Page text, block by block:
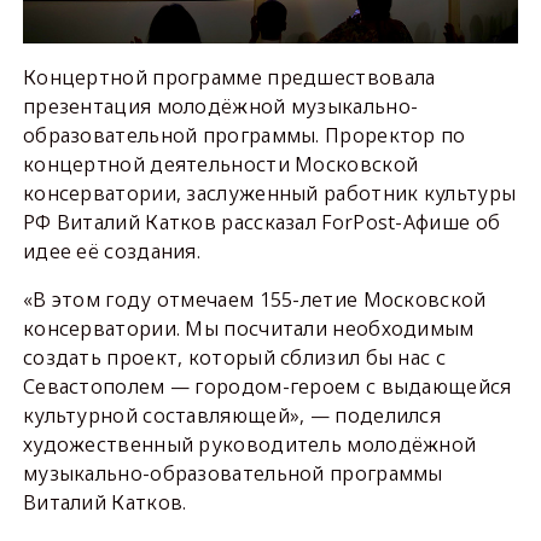
Концертной программе предшествовала
презентация молодёжной музыкально-
образовательной программы. Проректор по
концертной деятельности Московской
консерватории, заслуженный работник культуры
РФ Виталий Катков рассказал ForPost-Афише об
идее её создания.
«В этом году отмечаем 155-летие Московской
консерватории. Мы посчитали необходимым
создать проект, который сблизил бы нас с
Севастополем — городом-героем с выдающейся
культурной составляющей», — поделился
художественный руководитель молодёжной
музыкально-образовательной программы
Виталий Катков.